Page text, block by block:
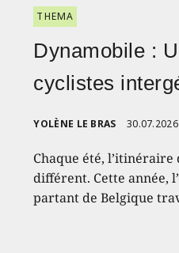
THEMA
Dynamobile :
cyclistes
YOLÈNE LE BRAS 30.07.2026
Chaque été,
différent. Cette année,
partant de Belgique